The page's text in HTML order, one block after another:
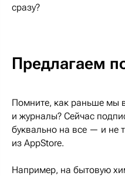
сразу?
Предлагаем
Помните, как раньше мы
и журналы? Сейчас
буквально на все — и не
из AppStore.
Например, на бытовую